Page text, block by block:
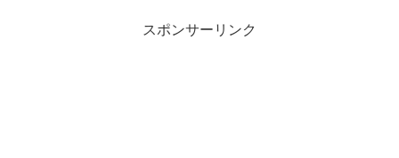
スポンサーリンク